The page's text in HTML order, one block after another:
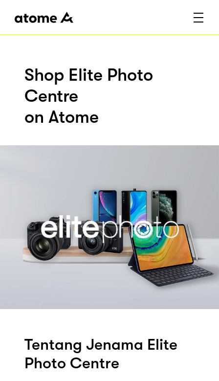
Shop Elite Photo
Centre
on Atome
Tentang Jenama Elite
Photo Centre